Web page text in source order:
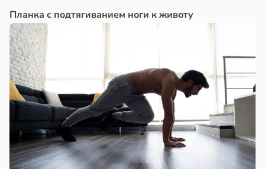
Планка с подтягиванием ноги к животу